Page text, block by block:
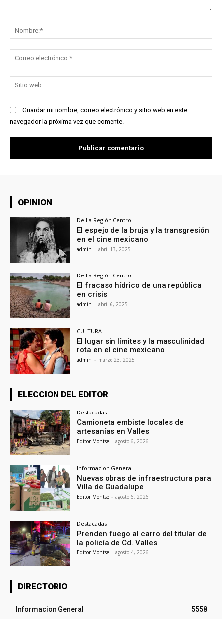
Guardar mi nombre, correo electrónico y sitio web en este
navegador la próxima vez que comente.
OPINION
De La Región Centro
El espejo de la bruja y la transgresión
en el cine mexicano
admin - abril 13, 2025
De La Región Centro
El fracaso hídrico de una república
en crisis
admin - abril 6, 2025
CULTURA
El lugar sin límites y la masculinidad
rota en el cine mexicano
admin - marzo 23, 2025
ELECCION DEL EDITOR
Destacadas
Camioneta embiste locales de
artesanías en Valles
Editor Montse - agosto 6, 2026
Informacion General
Nuevas obras de infraestructura para
Villa de Guadalupe
Editor Montse - agosto 6, 2026
Destacadas
Prenden fuego al carro del titular de
la policía de Cd. Valles
Editor Montse - agosto 4, 2026
DIRECTORIO
Informacion General
5558